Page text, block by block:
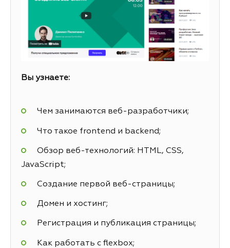
Вы узнаете:
Чем занимаются веб-разработчики;
Что такое frontend и backend;
Обзор веб-технологий: HTML, CSS,
JavaScript;
Создание первой веб-страницы;
Домен и хостинг;
Регистрация и публикация страницы;
Как работать с flexbox;